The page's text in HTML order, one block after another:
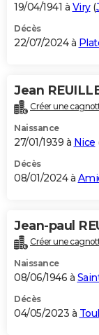
19/04/1941 à Viry(
Décès
22/07/2024 à
Jean
Créer une
Naissance
27/01/1939 à Nice
Décès
08/01/2024 à
Jean-paul
Créer une
Naissance
08/06/1946 à
Décès
04/05/2023 à